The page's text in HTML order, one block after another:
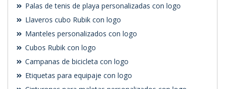
Palas de tenis de playa personalizadas con logo
Llaveros cubo Rubik con logo
Manteles personalizados con logo
Cubos Rubik con logo
Campanas de bicicleta con logo
Etiquetas para equipaje con logo